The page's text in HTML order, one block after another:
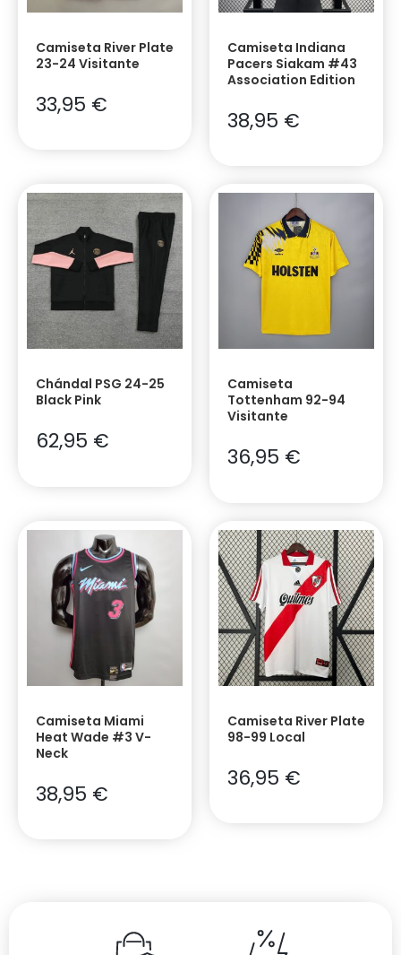
Camiseta River Plate
23-24 Visitante
33,95 €
Camiseta Indiana
Pacers Siakam #43
Association Edition
38,95 €
Chándal PSG 24-25
Black Pink
62,95 €
Camiseta
Tottenham 92-94
Visitante
36,95 €
Camiseta Miami
Heat Wade #3 V-
Neck
38,95 €
Camiseta River Plate
98-99 Local
36,95 €